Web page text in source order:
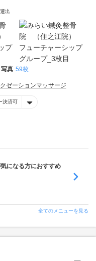
出
写真 59枚
ゼーションマッサージ
決済可
になる方におすすめ
全てのメニューを見る